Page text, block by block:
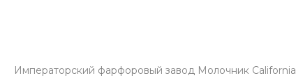
Императорский фарфоровый завод Молочник California